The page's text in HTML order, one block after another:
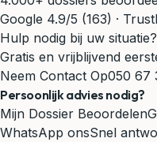
Google 4.9/5 (163) ·
Hulp nodig bij uw situatie?
Gratis en vrijblijvend
Neem Contact Op050 67
Persoonlijk advies nodig?
Mijn Dossier Beoordelen
WhatsApp onsSnel